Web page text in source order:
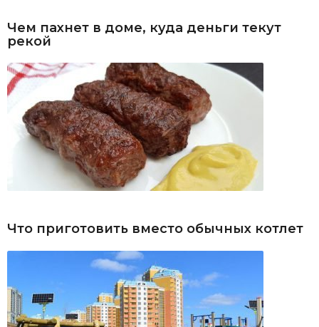
Чем пахнет в доме, куда деньги текут
рекой
Что приготовить вместо обычных котлет